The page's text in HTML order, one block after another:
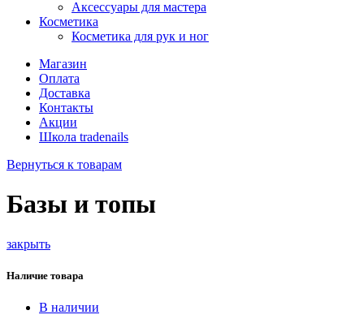
Аксессуары для мастера
Косметика
Косметика для рук и ног
Магазин
Оплата
Доставка
Контакты
Акции
Школа tradenails
Вернуться к товарам
Базы и топы
закрыть
Наличие товара
В наличии